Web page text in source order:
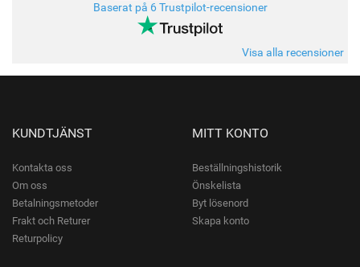
Baserat på 6 Trustpilot-recensioner
Visa alla recensioner
KUNDTJÄNST
Kontakta oss
Om oss
Betalningsmetoder
Frakt och Returer
Returpolicy
MITT KONTO
Beställningshistorik
Önskelista
Byt lösenord
Skapa konto